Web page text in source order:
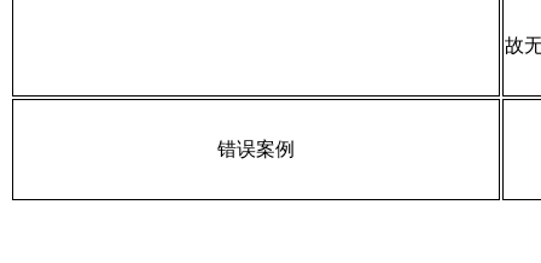
故
错误案例